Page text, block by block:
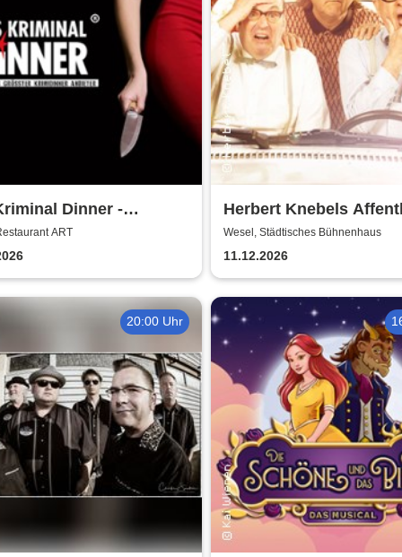
Dinner -
Schröder
ART
Herbert Knebels
- Voll Karacho!
Wesel, Städtisches Bühnenhaus
11.12.2026
20:00 Uhr